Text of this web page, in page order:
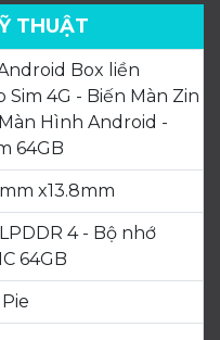
THUẬT
Box liền
Sim 4G - Biến Màn Zin
Hình Android -
64GB
x13.8mm
4 - Bộ nhớ
64GB